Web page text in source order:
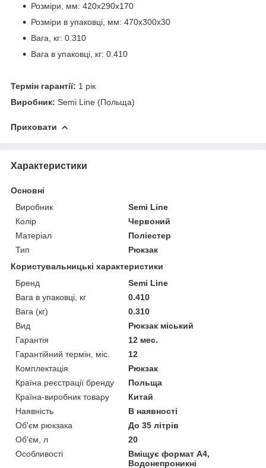
Розміри, мм: 420х290х170
Розміри в упаковці, мм: 470х300х30
Вага, кг: 0.310
Вага в упаковці, кг: 0.410
Термін гарантії: 1 рік
Виробник: Semi Line (Польща)
Приховати
Характеристики
Основні
Виробник
Semi Line
Колір
Червоний
Матеріал
Поліестер
Тип
Рюкзак
Користувальницькі характеристики
Бренд
Semi Line
Вага в упаковці, кг
0.410
Вага (кг)
0.310
Вид
Рюкзак міський
Гарантія
12 мес.
Гарантійний термін, міс.
12
Комплектація
Рюкзак
Країна реєстрації бренду
Польща
Країна-виробник товару
Китай
Наявність
В наявності
Об'єм рюкзака
До 35 літрів
Об'єм, л
20
Особливості
Вміщує формат А4,
Водонепроникні